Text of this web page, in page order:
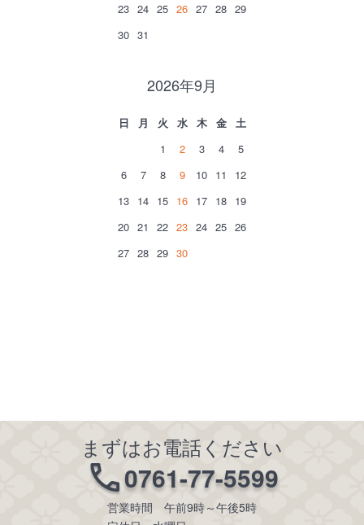
23 24 25 26 27 28 29
30 31
2026年9月
日 月 火 水 木 金
土
1
2 3 4
5
6
7 8 9 10 11
12
13 14 15 16 17 18 19
20 21 22 23 24 25 26
27 28 29 30
まずはお電話ください
0761-77-5599
営業時間 午前9時～午後5時